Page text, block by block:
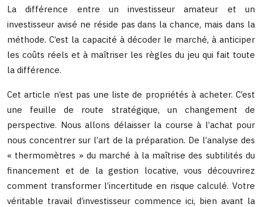
La différence entre un investisseur amateur et un
investisseur avisé ne réside pas dans la chance, mais dans la
méthode. C’est la capacité à décoder le marché, à anticiper
les coûts réels et à maîtriser les règles du jeu qui fait toute
la différence.
Cet article n’est pas une liste de propriétés à acheter. C’est
une feuille de route stratégique, un changement de
perspective. Nous allons délaisser la course à l’achat pour
nous concentrer sur l’art de la préparation. De l’analyse des
« thermomètres » du marché à la maîtrise des subtilités du
financement et de la gestion locative, vous découvrirez
comment transformer l’incertitude en risque calculé. Votre
véritable travail d’investisseur commence ici, bien avant la